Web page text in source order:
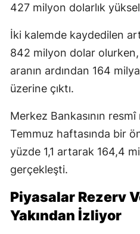
427 milyon dolarlık
İki kalemde kaydedilen
842 milyon dolar
aranın ardından 164
üzerine çıktı.
Merkez Bankasının resmî
Temmuz haftasında bir
yüzde 1,1 artarak 164,4
gerçekleşti.
Piyasalar Rezerv
Yakından İzliyor